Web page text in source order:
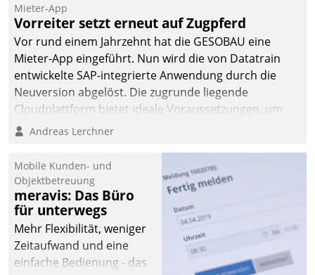
Mieter-App
Vorreiter setzt erneut auf Zugpferd
Vor rund einem Jahrzehnt hat die GESOBAU eine
Mieter-App eingeführt. Nun wird die von Datatrain
entwickelte SAP-integrierte Anwendung durch die
Neuversion abgelöst. Die zugrunde liegende
Cloudplattform bietet ideale Voraussetzungen, um
die Funktionalität der App zu erweitern und weitere
integrieren.
Andreas Lerchner
Mobile Kunden- und
Objektbetreuung
meravis: Das Büro
für unterwegs
Mehr Flexibilität, weniger
Zeitaufwand und eine
einfache Bedienung - das